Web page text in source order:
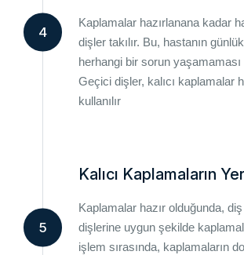
4
Kaplamalar hazırlanana kadar
dişler takılır. Bu, hastanın
herhangi bir sorun yaşamaması
Geçici dişler, kalıcı kaplamalar
kullanılır
5
Kalıcı Kaplamaların
Kaplamalar hazır olduğunda,
dişlerine uygun şekilde
işlem sırasında, kaplamaların